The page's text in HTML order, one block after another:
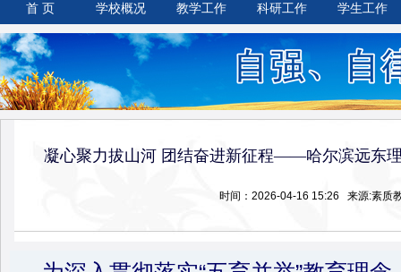
首 页 学校概况 教学工作 科研工作 学生工作
凝心聚力拔山河 团结奋进新征程——哈尔滨远东
时间：2026-04-16 15:26 来源:素质